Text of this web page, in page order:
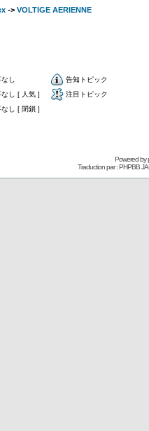
-> VOLTIGE AERIENNE
し
告知トピック
し [ 人気 ]
注目トピック
し [ 閉鎖 ]
Powered by
Traduction par : PHPBB